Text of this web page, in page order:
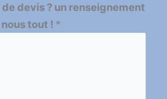
devis ? un renseignement
tout ! *